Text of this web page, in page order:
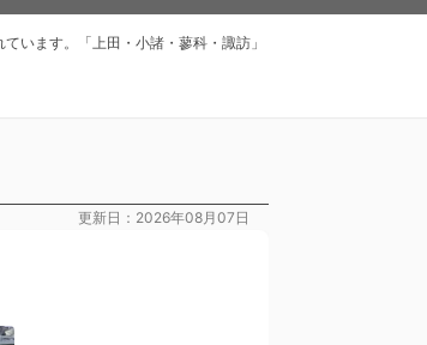
います。「上田・小諸・蓼科・諏訪」
更新日：2026年08月07日